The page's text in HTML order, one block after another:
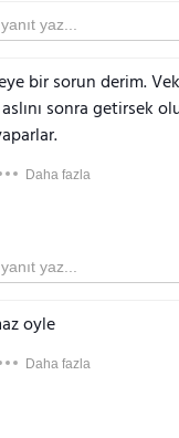
bir sorun derim.
sonra getirsek
Daha fazla
oyle
Daha fazla